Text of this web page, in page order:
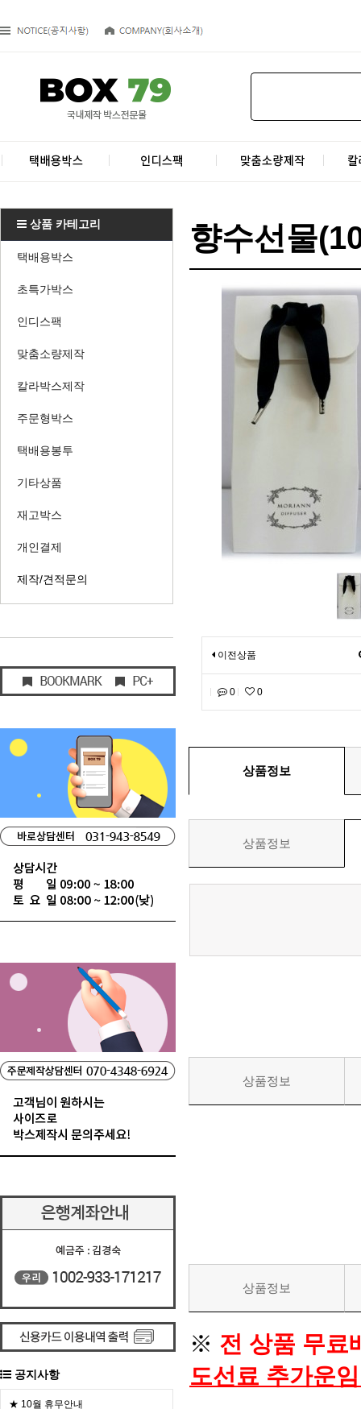
상품 카테고리
택배용박스
초특가박스
인디스팩
맞춤소량제작
칼라박스제작
주문형박스
택배용봉투
기타상품
재고박스
개인결제
제작/견적문의
공지사항
★ 10월 휴무안내
향수선물
이전상품
0 0
상품정보
상품정보
상품정보
상품정보
※ 전 상품 무료
도선료 추가운